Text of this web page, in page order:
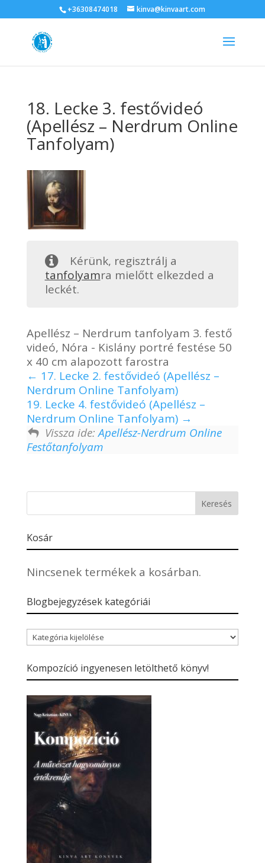
+36308474018 kinva@kinvaart.com
18. Lecke 3. festővideó
(Apellész – Nerdrum Online
Tanfolyam)
Kérünk, regisztrálj a
tanfolyamra mielőtt elkezded a
leckét.
Apellész – Nerdrum tanfolyam 3. festő
videó, Nóra - Kislány portré festése 50
x 40 cm alapozott farostra
17. Lecke 2. festővideó (Apellész –
Nerdrum Online Tanfolyam)
19. Lecke 4. festővideó (Apellész –
Nerdrum Online Tanfolyam)
Vissza ide:Apellész-Nerdrum Online
Festőtanfolyam
Kosár
Nincsenek termékek a kosárban.
Blogbejegyzések kategóriái
Blogbejegyzések
kategóriái
Kompozíció ingyenesen letölthető könyv!